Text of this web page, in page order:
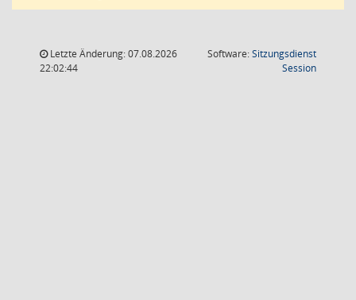
Letzte Änderung: 07.08.2026
22:02:44
Software:Sitzungsdienst
Session(Wird in